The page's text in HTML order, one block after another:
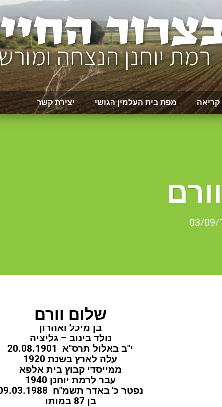
קריאה מפת בית העלמין הגושי יצירת קשר
שלום וורם
בן מיכל ואהרון
נולד בינוב – גליציה
י"ב באלול תרס"א 20.08.1901
עלה לארץ בשנת 1920
ממייסדי קבוץ בית אלפא
עבר לרמת יוחנן 1940
נפטר כ' באדר תשמ"ח 09.03.1988
בן 87 במותו